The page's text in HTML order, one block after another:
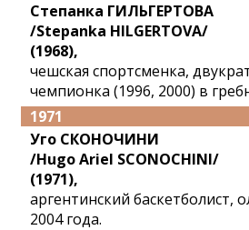
Степанка ГИЛЬГЕРТОВА
/Stepanka HILGERTOVA/
(1968),
чешская спортсменка,
чемпионка (1996, 2000) в
1971
Уго СКОНОЧИНИ
/Hugo Ariel SCONOCHINI/
(1971),
аргентинский баскетболист,
2004 года.